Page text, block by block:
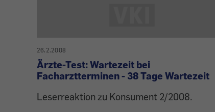
26.2.2008
Ärzte-Test: Wartezeit bei
Facharztterminen - 38 Tage Wartezeit
Leserreaktion zu Konsument 2/2008.